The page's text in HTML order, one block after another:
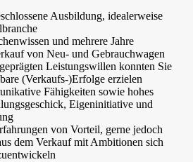
Ausbildung, idealerweise
und mehrere Jahre
von Neu- und Gebrauchwagen
Leistungswillen konnten Sie
(Verkaufs-)Erfolge erzielen
Fähigkeiten sowie hohes
Eigeninitiative und
von Vorteil, gerne jedoch
dem Verkauf mit Ambitionen sich